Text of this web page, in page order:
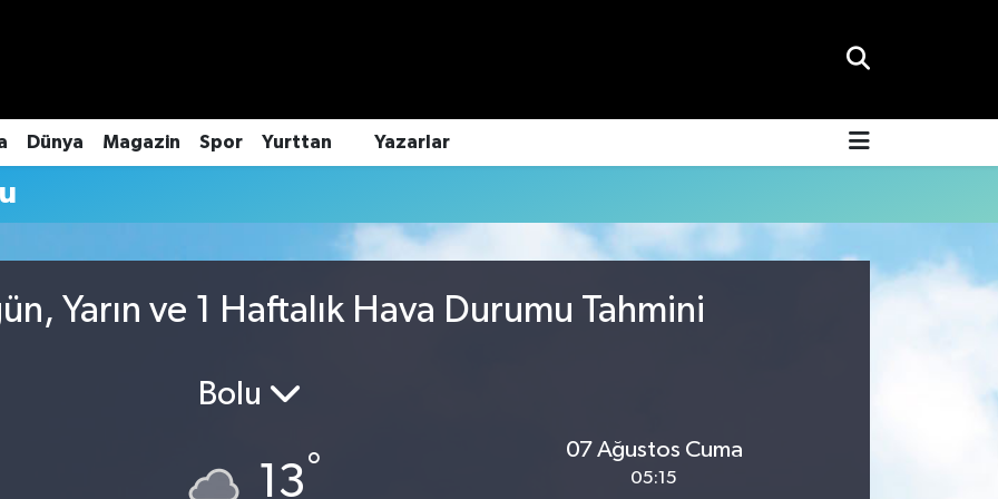
Dünya Magazin Spor Yurttan Yazarlar
Yarın ve 1 Haftalık Hava Durumu Tahmini
Bolu
13°
07 Ağustos Cuma
05:15